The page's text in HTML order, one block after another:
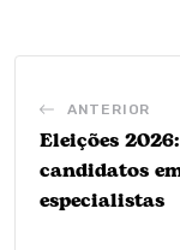
ANTERIOR
Eleições
candidatos
especialistas